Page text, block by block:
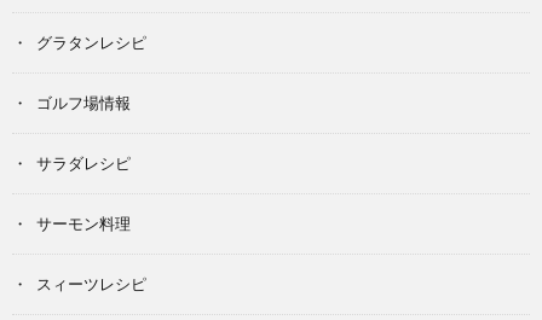
グラタンレシピ
ゴルフ場情報
サラダレシピ
サーモン料理
スィーツレシピ